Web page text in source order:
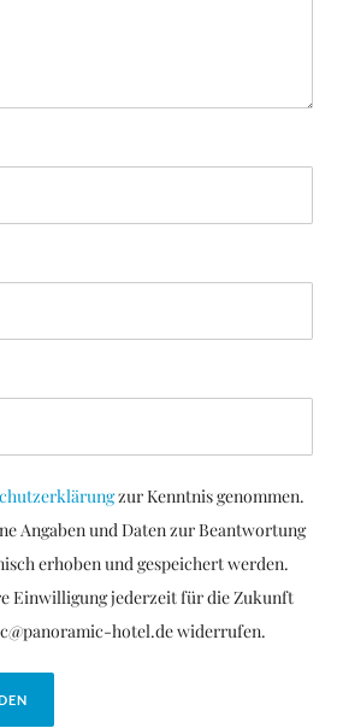
zur Kenntnis genommen.
Angaben und Daten zur Beantwortung
erhoben und gespeichert werden.
Einwilligung jederzeit für die Zukunft
hotel.de widerrufen.